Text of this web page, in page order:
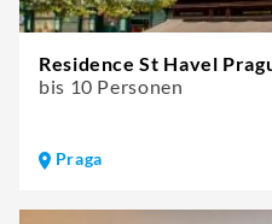
Residence St Havel
bis 10 Personen
Praga